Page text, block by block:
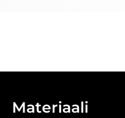
Materiaali